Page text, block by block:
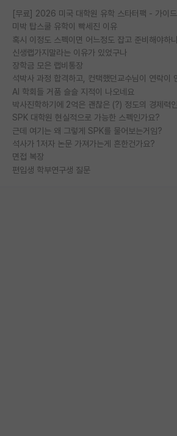
미박 탑스쿨 유학이 빡세진 이유
혹시 이정도 스펙이면 어느정도 잡고 준비해야하
신생랩가지말라는 이유가 있었구나
장학금 모은 랩비통장
AI 학회들 거품 슬슬 지적이 나오네요
SPK 대학원 현실적으로 가능한 스펙인가요?
근데 여기는 왜 그렇게 SPK를 물어보는거임?
석사가 1저자 논문 가져가는게 흔한건가요?
면접 복장
편입생 학부연구생 질문